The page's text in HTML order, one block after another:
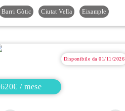
Barri Gòtic Ciutat Vella Eixample
Disponibile da 01/11/2026
620€ / mese